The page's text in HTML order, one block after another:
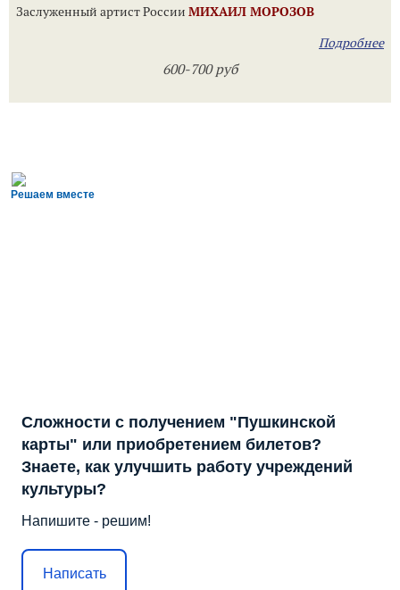
Заслуженный артист России МИХАИЛ МОРОЗОВ
Подробнее
600-700 руб
Решаем вместе
Сложности с получением "Пушкинской
карты" или приобретением билетов?
Знаете, как улучшить работу учреждений
культуры?
Напишите - решим!
Написать